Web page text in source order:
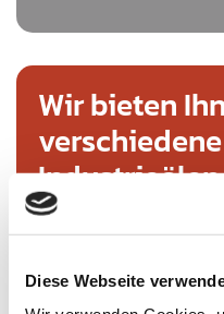
Diese Webseite
Wir bieten
Industrieölen
Hydrauliköle
Getriebeöle